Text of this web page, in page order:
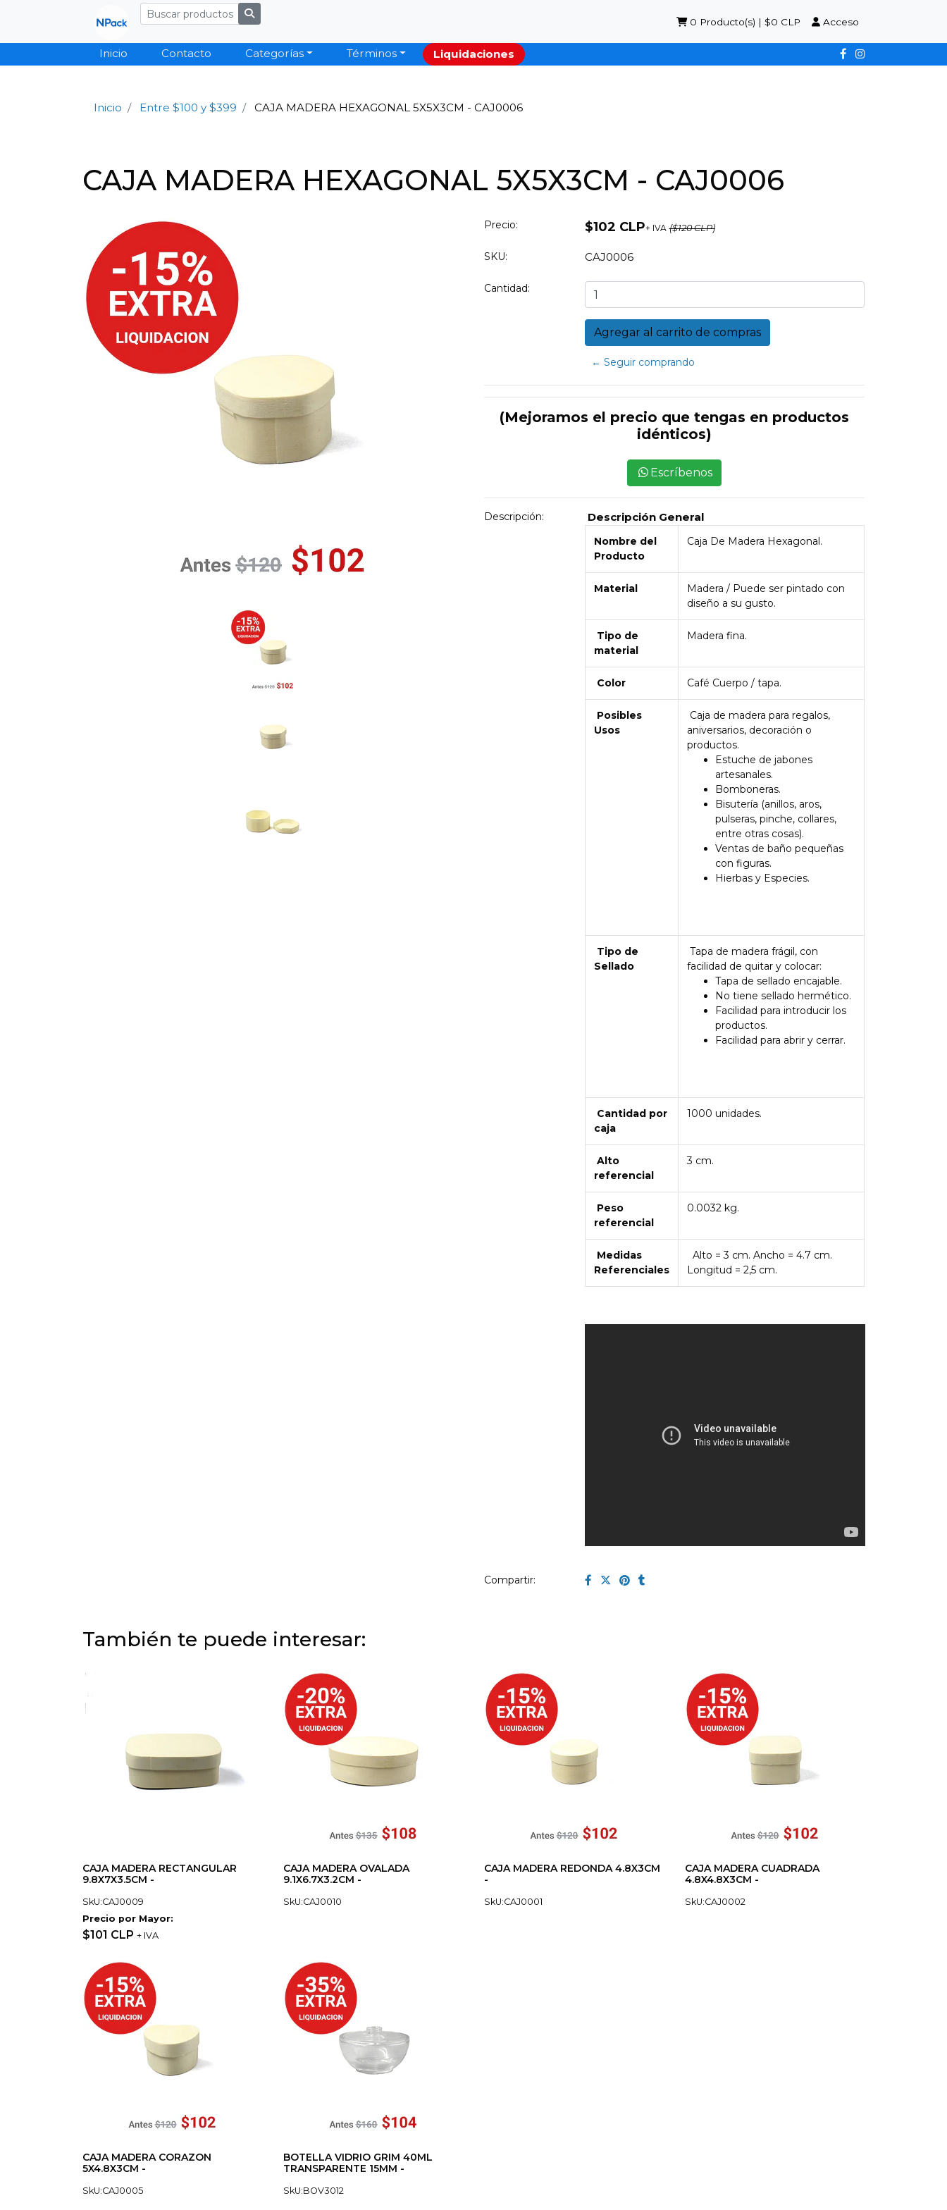
0 Producto(s) | $0 CLP Acceso
Inicio Contacto Categorías Términos Liquidaciones
Inicio Entre $100 y $399 CAJA MADERA HEXAGONAL 5X5X3CM - CAJ0006
CAJA MADERA HEXAGONAL 5X5X3CM - CAJ0006
Precio: $102 CLP+ IVA ($120 CLP)
SKU: CAJ0006
Cantidad:
← Seguir comprando
(Mejoramos el precio que tengas en productos
idénticos)
Escríbenos
Descripción: Descripción General
Nombre del
Producto
Caja De Madera Hexagonal.
Material
Madera / Puede ser pintado con
diseño a su gusto.
Tipo de
material
Madera fina.
Color Café Cuerpo / tapa.
Posibles
Usos
Caja de madera para regalos,
aniversarios, decoración o
productos.
Estuche de jabones
artesanales.
Bomboneras.
Bisutería (anillos, aros,
pulseras, pinche, collares,
entre otras cosas).
Ventas de baño pequeñas
con figuras.
Hierbas y Especies.
Tipo de
Sellado
Tapa de madera frágil, con
facilidad de quitar y colocar:
Tapa de sellado encajable.
No tiene sellado hermético.
Facilidad para introducir los
productos.
Facilidad para abrir y cerrar.
Cantidad por
caja
1000 unidades.
Alto
referencial
3 cm.
Peso
referencial
0.0032 kg.
Medidas
Referenciales
Alto = 3 cm. Ancho = 4.7 cm.
Longitud = 2,5 cm.
Compartir:
También te puede interesar:
CAJA MADERA RECTANGULAR
9.8X7X3.5CM -
SkU:CAJ0009
Precio por Mayor:
$101 CLP + IVA
CAJA MADERA OVALADA
9.1X6.7X3.2CM -
SkU:CAJ0010
CAJA MADERA REDONDA 4.8X3CM
-
SkU:CAJ0001
CAJA MADERA CUADRADA
4.8X4.8X3CM -
SkU:CAJ0002
CAJA MADERA CORAZON
5X4.8X3CM -
SkU:CAJ0005
BOTELLA VIDRIO GRIM 40ML
TRANSPARENTE 15MM -
SkU:BOV3012